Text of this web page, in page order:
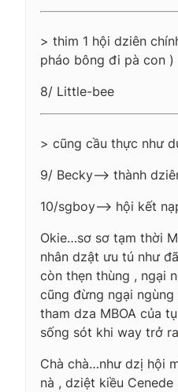
> thim 1 hội dziên
pháo bông đi pà con )
8/ Little-bee
> cũng cầu thực như
9/ Becky—-> thành
10/sgboy—-> hội kết
Okie…sơ sơ tạm thời
nhân dzật ưu tú như
còn thẹn thùng , ngại
cũng đừng ngại
tham dza MBOA của
sống sót khi way trở ra
Chà chà…như dzị hội
nà , dziệt kiều